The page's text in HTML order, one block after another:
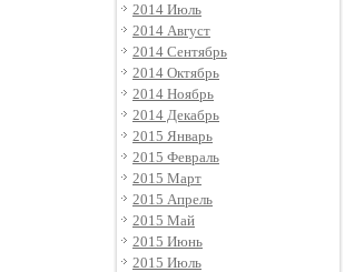
2014 Июль
2014 Август
2014 Сентябрь
2014 Октябрь
2014 Ноябрь
2014 Декабрь
2015 Январь
2015 Февраль
2015 Март
2015 Апрель
2015 Май
2015 Июнь
2015 Июль